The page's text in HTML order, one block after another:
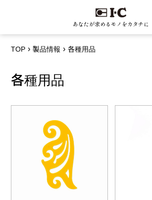
あなたが求めるモノをカタチに
TOP 製品情報 各種用品
各種用品